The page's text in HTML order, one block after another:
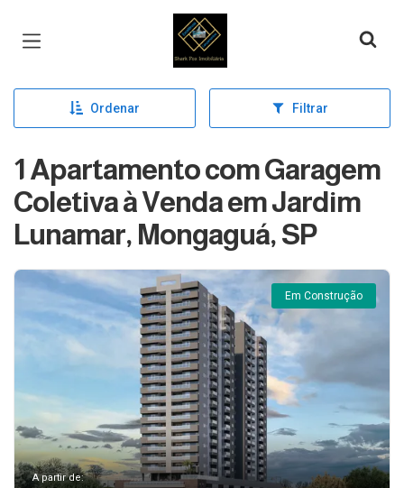
Página inicial
Ordenar Filtrar
1 Apartamento com Garagem
Coletiva à Venda em Jardim
Lunamar, Mongaguá, SP
Em Construção
A partir de: